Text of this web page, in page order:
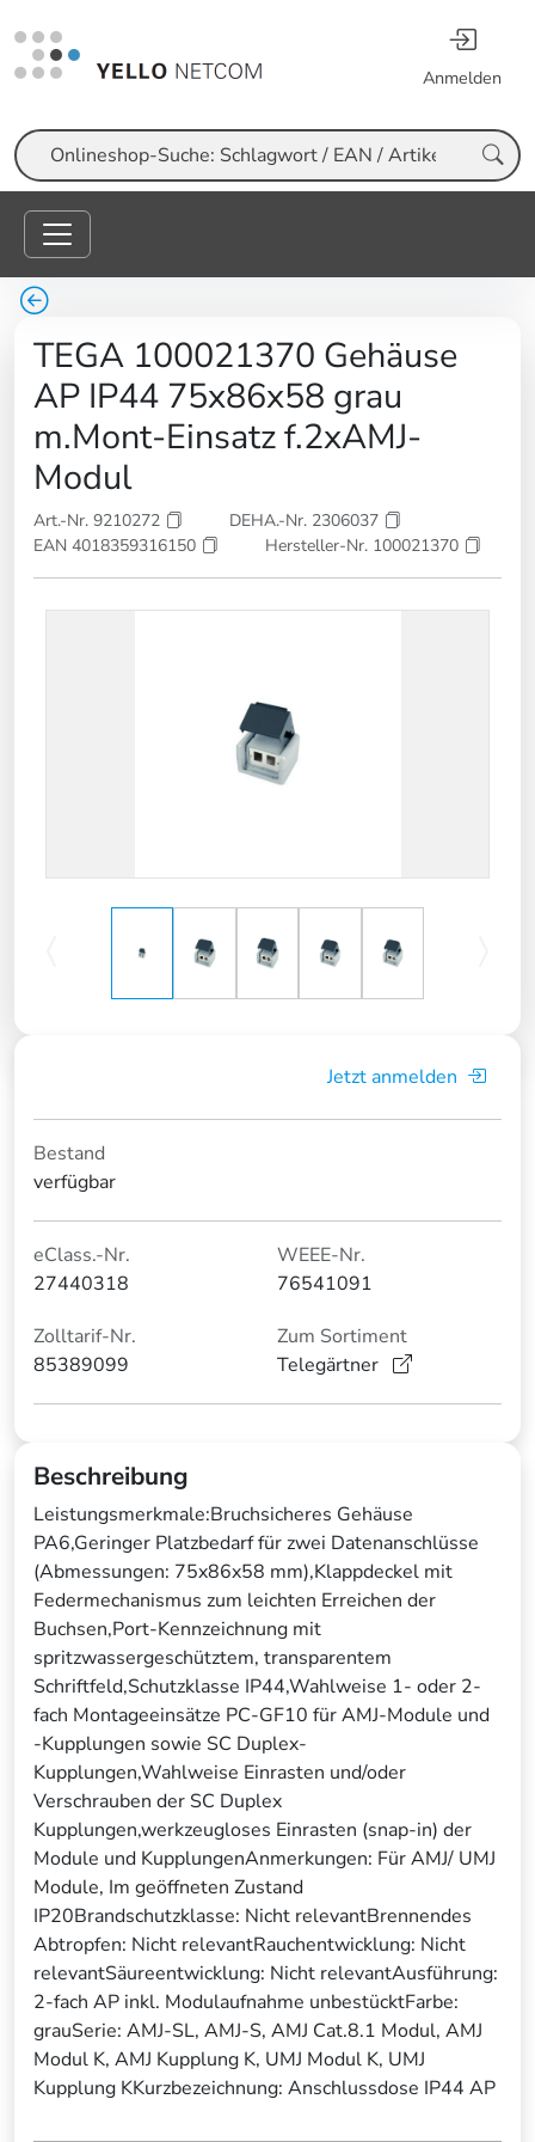
Anmelden
Suche
TEGA 100021370 Gehäuse
AP IP44 75x86x58 grau
m.Mont-Einsatz f.2xAMJ-
Modul
Art.-Nr. 9210272
DEHA.-Nr. 2306037
EAN 4018359316150
Hersteller-Nr. 100021370
Jetzt anmelden
Bestand
verfügbar
eClass.-Nr.
27440318
WEEE-Nr.
76541091
Zolltarif-Nr.
85389099
Zum Sortiment
Telegärtner
Beschreibung
Leistungsmerkmale:Bruchsicheres Gehäuse
PA6,Geringer Platzbedarf für zwei Datenanschlüsse
(Abmessungen: 75x86x58 mm),Klappdeckel mit
Federmechanismus zum leichten Erreichen der
Buchsen,Port-Kennzeichnung mit
spritzwassergeschütztem, transparentem
Schriftfeld,Schutzklasse IP44,Wahlweise 1- oder 2-
fach Montageeinsätze PC-GF10 für AMJ-Module und
-Kupplungen sowie SC Duplex-
Kupplungen,Wahlweise Einrasten und/oder
Verschrauben der SC Duplex
Kupplungen,werkzeugloses Einrasten (snap-in) der
Module und KupplungenAnmerkungen: Für AMJ/ UMJ
Module, Im geöffneten Zustand
IP20Brandschutzklasse: Nicht relevantBrennendes
Abtropfen: Nicht relevantRauchentwicklung: Nicht
relevantSäureentwicklung: Nicht relevantAusführung:
2-fach AP inkl. Modulaufnahme unbestücktFarbe:
grauSerie: AMJ-SL, AMJ-S, AMJ Cat.8.1 Modul, AMJ
Modul K, AMJ Kupplung K, UMJ Modul K, UMJ
Kupplung KKurzbezeichnung: Anschlussdose IP44 AP